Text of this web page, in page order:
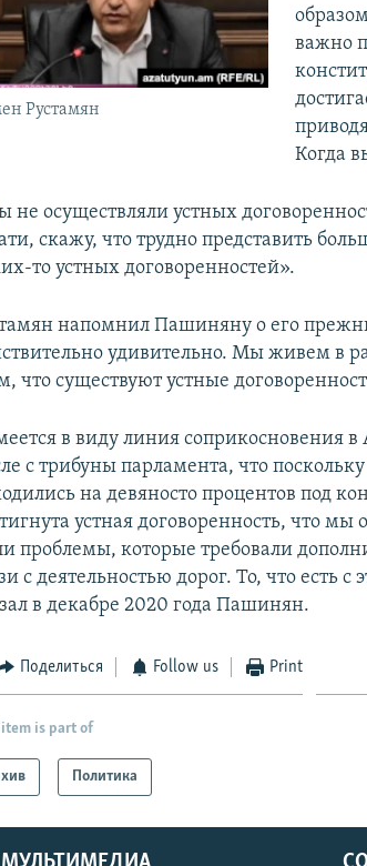
Рустамян
важно
Когда
не осуществляли устных
скажу, что трудно представить
то устных договоренностей».
напомнил Пашиняну о его
удивительно. Мы живем в
что существуют устные
в виду линия соприкосновения
с трибуны парламента, что
на девяносто процентов под
устная договоренность, что
проблемы, которые требовали
с деятельностью дорог. То, что есть
в декабре 2020 года Пашинян.
Поделиться Follow us Print
is part of
Политика